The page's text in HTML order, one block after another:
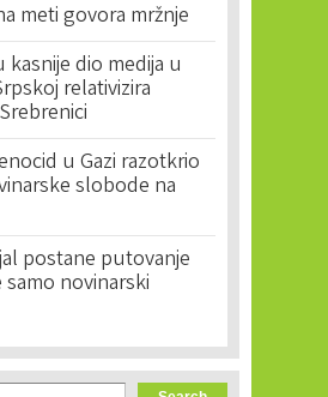
meti govora mržnje
kasnije dio medija u
relativizira
u Gazi razotkrio
slobode na
postane putovanje
samo novinarski